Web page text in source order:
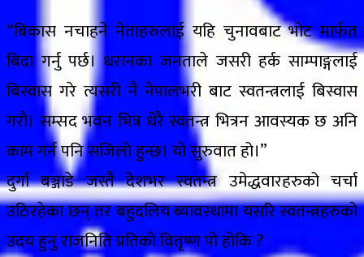
“बिकास नचाहने नेताहरुलाई यहि चुनावबाट भोट मार्फत
बिदा गर्नु पर्छ। धरानका जनताले जसरी हर्क साम्पाङ्गलाई
बिस्वास गरे त्यसरी नै नेपालभरी बाट स्वतन्त्रलाई बिस्वास
गरौ। सम्सद भवन भित्र धेरै स्वतन्त्र भित्रन आवस्यक छ अनि
काम गर्न पनि सजिलो हुन्छ। यो सुरुवात हो।”
दुर्गा बञ्जाडे जस्तै देशभर स्वतन्त्र उमेद्धवारहरुको चर्चा
उठिरहेका छन् तर बहुदलिय ब्यावस्थामा यसरि स्वतन्त्रहरुको
उदय हुनु राजनिति प्रतिको वितृष्ण पो होकि ?